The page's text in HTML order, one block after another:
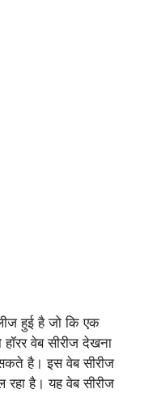
हुई है जो कि एक
वेब सीरीज देखना
है। इस वेब सीरीज
रहा है। यह वेब सीरीज